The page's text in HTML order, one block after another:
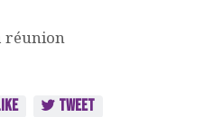
réunion
Tweet